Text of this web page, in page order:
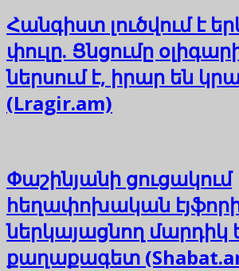
Հանգիստ լուծվում է
փուլը. Ցնցումը
ներսում է, իրար են
(Lragir.am)
Փաշինյանի ցուցակում
հեղափոխական
ներկայացնող մարդիկ
քաղաքագետ